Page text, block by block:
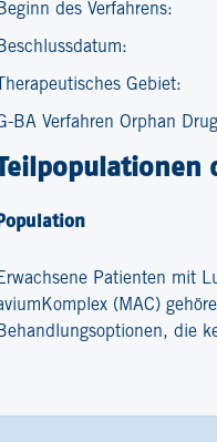
Beginn des Verfahrens:
Beschlussdatum:
Therapeutisches Gebiet:
BA Verfahren Orphan
Erwachsene Patienten mit
(MAC)
Behandlungsoptionen, die